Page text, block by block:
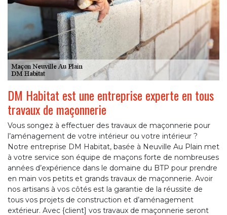
DM Habitat est une entreprise experte en tous
travaux de maçonnerie
Vous songez à effectuer des travaux de maçonnerie pour
l’aménagement de votre intérieur ou votre intérieur ?
Notre entreprise DM Habitat, basée à Neuville Au Plain met
à votre service son équipe de maçons forte de nombreuses
années d’expérience dans le domaine du BTP pour prendre
en main vos petits et grands travaux de maçonnerie. Avoir
nos artisans à vos côtés est la garantie de la réussite de
tous vos projets de construction et d’aménagement
extérieur. Avec {client] vos travaux de maçonnerie seront